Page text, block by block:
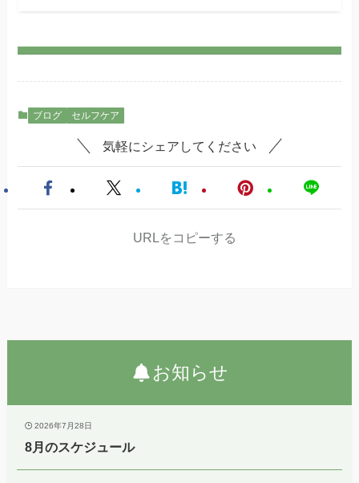
ブログ セルフケア
気軽にシェアしてください
URLをコピーする
お知らせ
2026年7月28日
8月のスケジュール